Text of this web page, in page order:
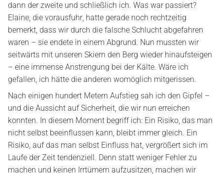
dann der zweite und schließlich ich. Was war passiert?
Elaine, die vorausfuhr, hatte gerade noch rechtzeitig
bemerkt, dass wir durch die falsche Schlucht abgefahren
waren – sie endete in einem Abgrund. Nun mussten wir
seitwärts mit unseren Skiern den Berg wieder hinaufsteigen
– eine immense Anstrengung bei der Kälte. Wäre ich
gefallen, ich hätte die anderen womöglich mitgerissen.
Nach einigen hundert Metern Aufstieg sah ich den Gipfel –
und die Aussicht auf Sicherheit, die wir nun erreichen
konnten. In diesem Moment begriff ich: Ein Risiko, das man
nicht selbst beeinflussen kann, bleibt immer gleich. Ein
Risiko, auf das man selbst Einfluss hat, vergrößert sich im
Laufe der Zeit tendenziell. Denn statt weniger Fehler zu
machen und keinen Irrtümern aufzusitzen, machen wir